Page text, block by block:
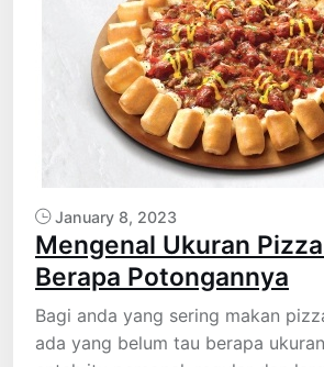
January 8, 2023
Mengenal Ukuran
Berapa Potongannya
Bagi anda yang sering makan
ada yang belum tau berapa